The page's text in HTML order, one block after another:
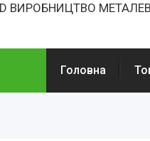
ВИРОБНИЦТВО
Головна